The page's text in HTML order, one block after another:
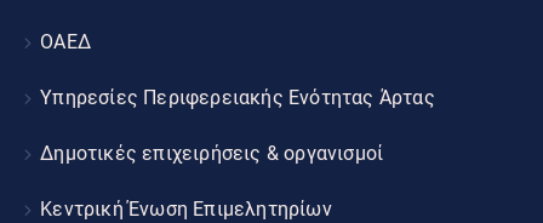
ΟΑΕΔ
Υπηρεσίες Περιφερειακής Ενότητας Άρτας
Δημοτικές επιχειρήσεις & οργανισμοί
Κεντρική Ένωση Επιμελητηρίων